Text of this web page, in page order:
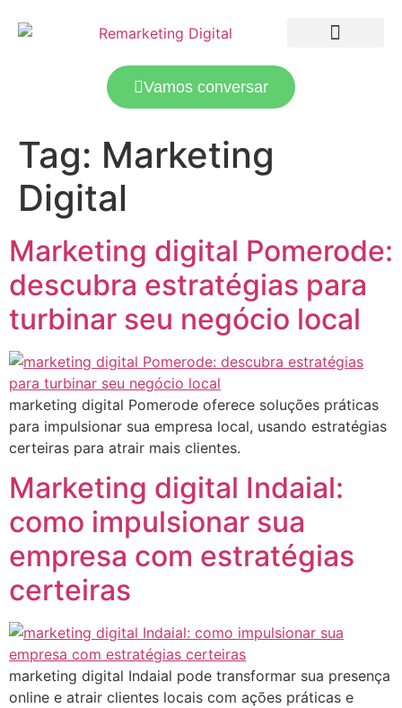
Vamos conversar
Tag: Marketing
Digital
Marketing digital Pomerode:
descubra estratégias para
turbinar seu negócio local
marketing digital Pomerode oferece soluções práticas
para impulsionar sua empresa local, usando estratégias
certeiras para atrair mais clientes.
Marketing digital Indaial:
como impulsionar sua
empresa com estratégias
certeiras
marketing digital Indaial pode transformar sua presença
online e atrair clientes locais com ações práticas e